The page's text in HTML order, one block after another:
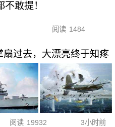
不敢提！
阅读 1484
过去，大漂亮终于知疼
阅读 19932 3小时前